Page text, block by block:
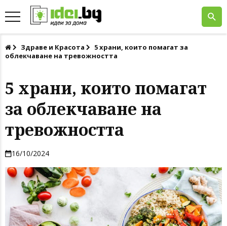
Здраве и Красота
5 храни, които помагат за
облекчаване на тревожността
5 храни, които помагат
за облекчаване на
тревожността
16/10/2024